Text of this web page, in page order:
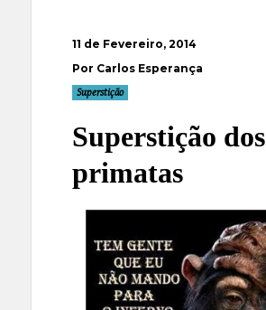
11 de Fevereiro, 2014
Por Carlos Esperança
Superstição
Superstição dos
primatas